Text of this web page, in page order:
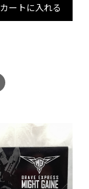
カートに入れる